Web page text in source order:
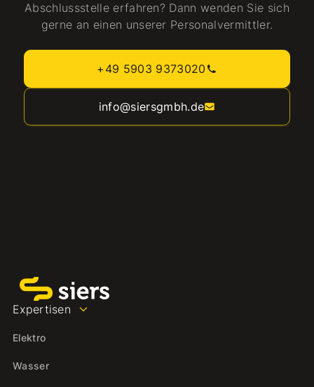
Abschlussstelle erfahren? Dann wenden Sie sich
gerne an einen unserer Personalvermittler.
+49 5903 9373020
info@siersgmbh.de
Expertisen
Elektro
Wasser